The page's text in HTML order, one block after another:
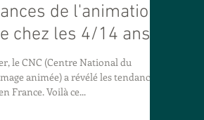
sait que la multiplication de stimuli
impact sur
de l'animation
chez les 4/14 ans.
le CNC (Centre National du
animée) a révélé les tendances
France. Voilà ce...